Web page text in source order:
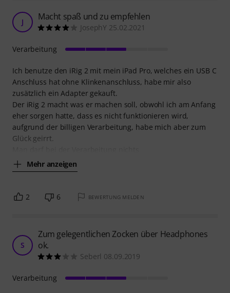
J Macht spaß und zu empfehlen
JosephY 25.02.2021
Ich benutze den iRig 2 mit mein iPad Pro, welches ein USB C
Anschluss hat ohne Klinkenanschluss, habe mir also
zusätzlich ein Adapter gekauft.
Der iRig 2 macht was er machen soll, obwohl ich am Anfang
eher sorgen hatte, dass es nicht funktionieren wird,
aufgrund der billigen Verarbeitung, habe mich aber zum
Glück geirrt.
Mehr anzeigen
Verarbeitung
2 6 BEWERTUNG MELDEN
S
Zum gelegentlichen Zocken über Headphones
ok.
Seberl 08.09.2019
Verarbeitung